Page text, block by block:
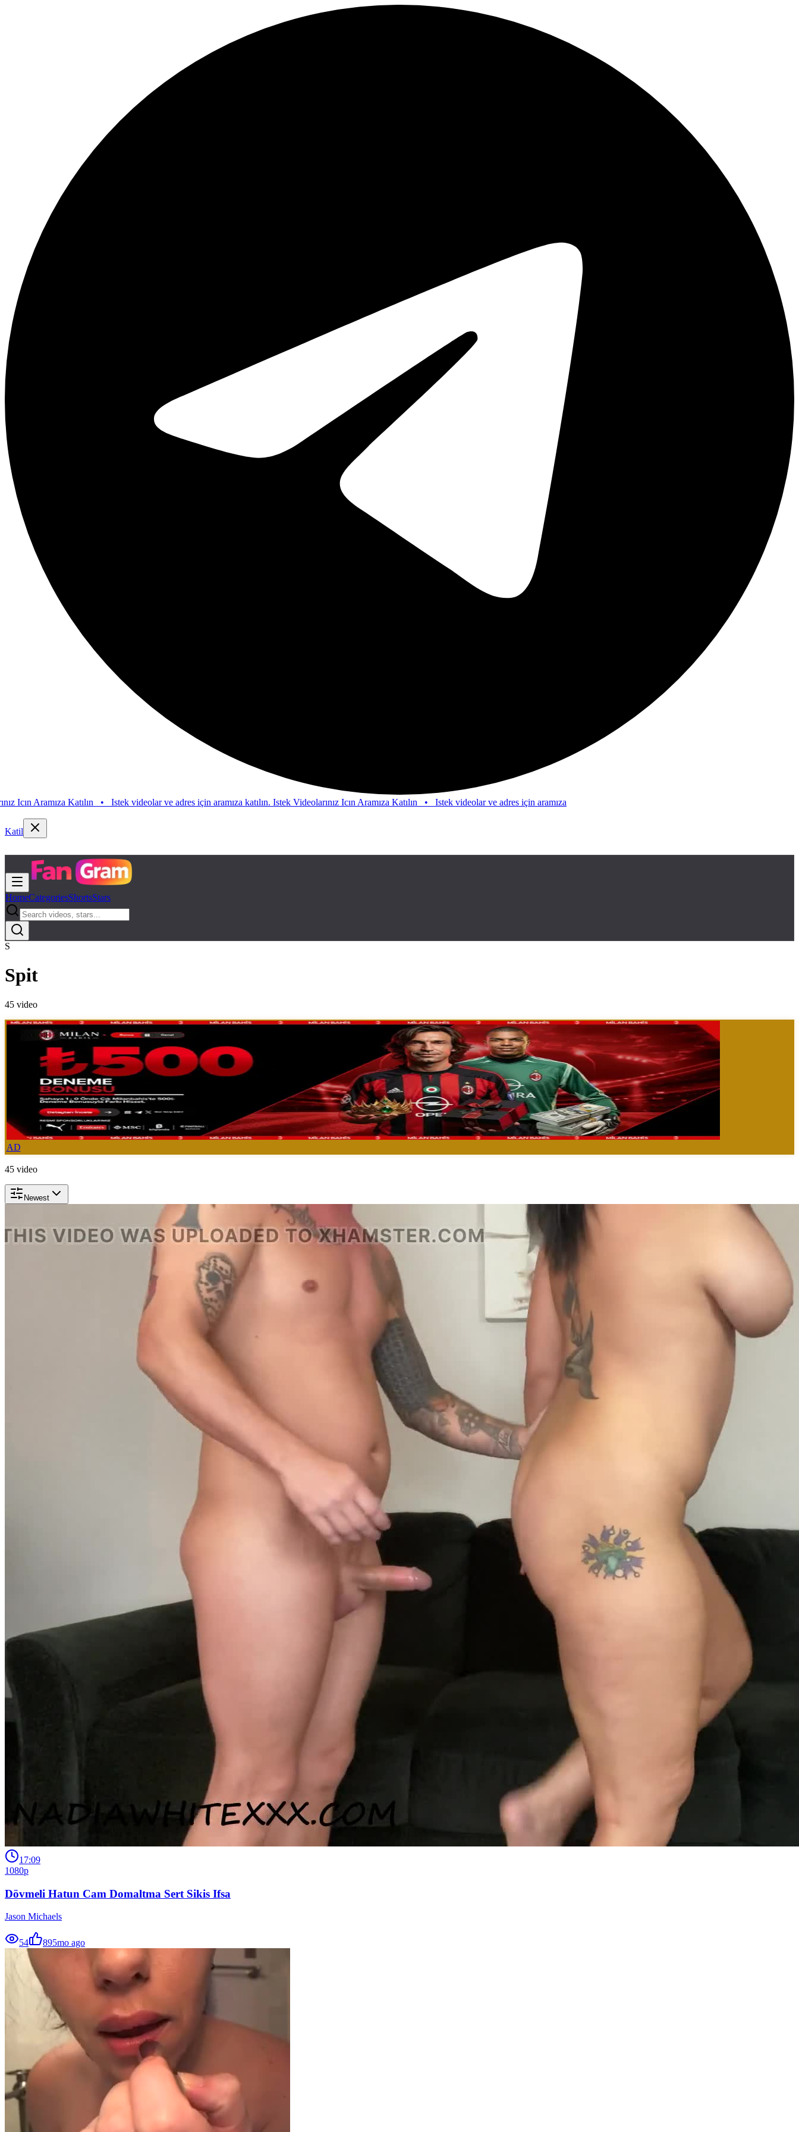
Katılın•Istek videolar ve adres için aramıza katılın. Istek Videolarınız Icın Aramıza Katılın•Istek videolar ve adres için aramıza
Katil
HomeCategoriesShortsStars
S
Spit
45 video
AD
45 video
Newest
17:09
1080p
Dövmeli Hatun Cam Domaltma Sert Sikis Ifsa
Jason Michaels
54 895mo ago